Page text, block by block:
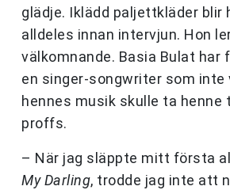
glädje. Iklädd paljettkläder blir
alldeles innan intervjun. Hon
välkomnande. Basia Bulat har
en singer-songwriter som inte
hennes musik skulle ta
proffs.
– När jag släppte mitt första
My Darling, trodde jag inte att